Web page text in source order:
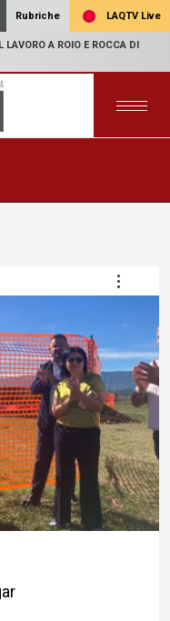
Rubriche LAQTV Live
LAVORO A ROIO E ROCCA DI